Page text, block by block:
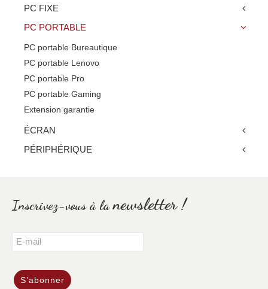
PC FIXE
PC PORTABLE
PC portable Bureautique
PC portable Lenovo
PC portable Pro
PC portable Gaming
Extension garantie
ÉCRAN
PÉRIPHÉRIQUE
Inscrivez-vous à lanewsletter !